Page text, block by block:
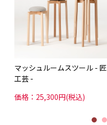
マッシュルームスツール - 匠
工芸 -
価格：25,300円(税込)